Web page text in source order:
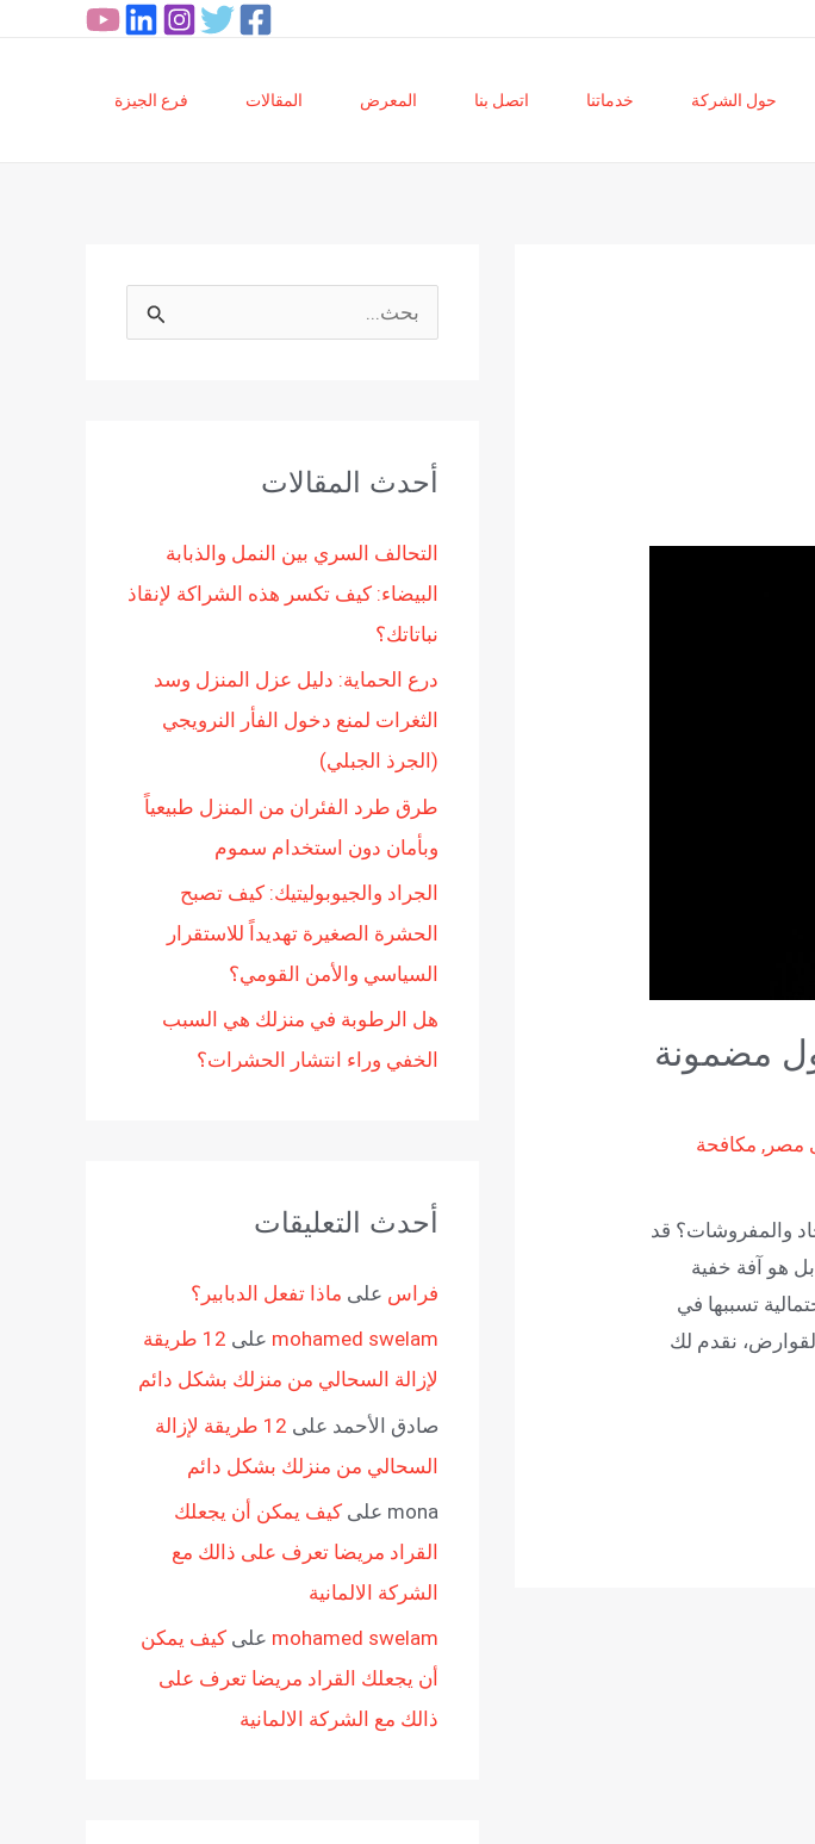
حول الشركة خدماتنا اتصل بنا المعرض المقالات فرع الجيزة
مضمونة
مصر, مكافحة
والمفروشات؟ قد
هو آفة خفية
تسببها في
نقدم لك
ث
ن
:
أحدث المقالات
التحالف السري بين النمل والذبابة
البيضاء: كيف تكسر هذه الشراكة لإنقاذ
نباتاتك؟
درع الحماية: دليل عزل المنزل وسد
الثغرات لمنع دخول الفأر النرويجي
(الجرذ الجبلي)
طرق طرد الفئران من المنزل طبيعياً
وبأمان دون استخدام سموم
الجراد والجيوبوليتيك: كيف تصبح
الحشرة الصغيرة تهديداً للاستقرار
السياسي والأمن القومي؟
هل الرطوبة في منزلك هي السبب
الخفي وراء انتشار الحشرات؟
أحدث التعليقات
فراس على ماذا تفعل الدبابير؟
mohamed swelam على
12 طريقة
لإزالة السحالي من منزلك بشكل دائم
صادق الأحمد على
12 طريقة لإزالة
السحالي من منزلك بشكل دائم
mona على كيف يمكن أن يجعلك
القراد مريضا تعرف على ذالك مع
الشركة الالمانية
mohamed swelam على كيف يمكن
أن يجعلك القراد مريضا تعرف على
ذالك مع الشركة الالمانية